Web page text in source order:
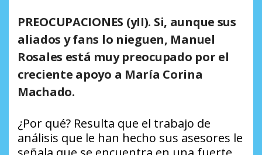
PREOCUPACIONES (yII). Si, aunque sus
aliados y fans lo nieguen, Manuel
Rosales está muy preocupado por el
creciente apoyo a María Corina
Machado.
¿Por qué? Resulta que el trabajo de
análisis que le han hecho sus asesores le